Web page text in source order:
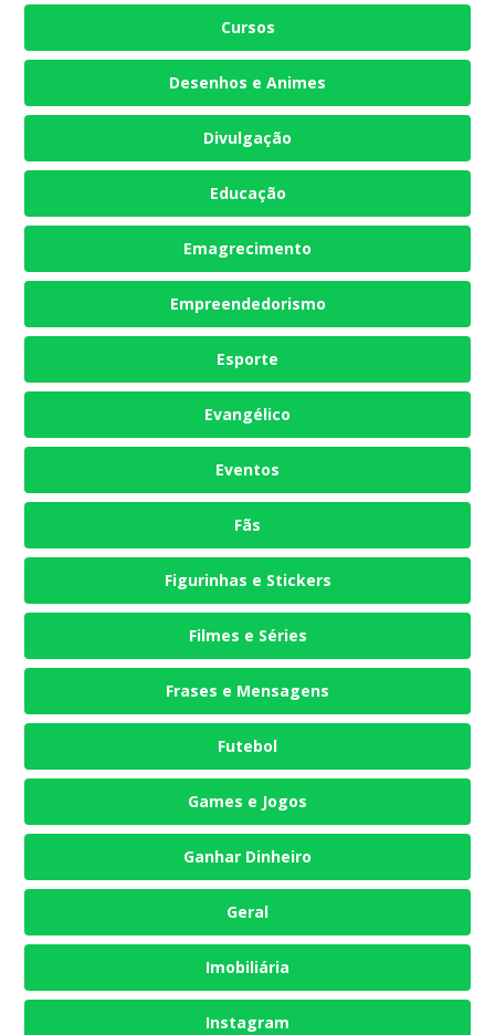
Cursos
Desenhos e Animes
Divulgação
Educação
Emagrecimento
Empreendedorismo
Esporte
Evangélico
Eventos
Fãs
Figurinhas e Stickers
Filmes e Séries
Frases e Mensagens
Futebol
Games e Jogos
Ganhar Dinheiro
Geral
Imobiliária
Instagram